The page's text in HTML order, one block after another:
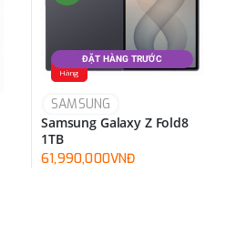
Hàng
ĐẶT HÀNG TRƯỚC
SAMSUNG
Samsung Galaxy Z Fold8
1TB
61,990,000VNĐ